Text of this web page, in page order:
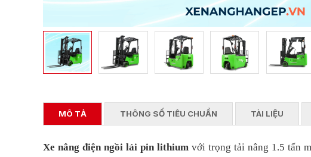
MÔ TẢ THÔNG SỐ TIÊU CHUẨN TÀI LIỆU
Xe nâng điện ngồi lái pin lithium với trọng tải nâng 1.5 tấn